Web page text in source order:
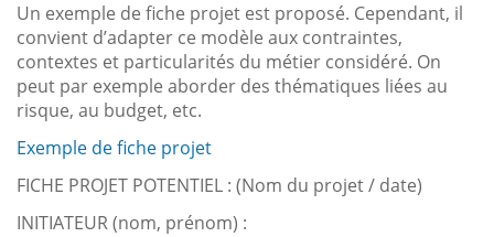
Un exemple de fiche projet est proposé. Cependant, il
convient d’adapter ce modèle aux contraintes,
contextes et particularités du métier considéré. On
peut par exemple aborder des thématiques liées au
risque, au budget, etc.
Exemple de fiche projet
FICHE PROJET POTENTIEL : (Nom du projet / date)
INITIATEUR (nom, prénom) :